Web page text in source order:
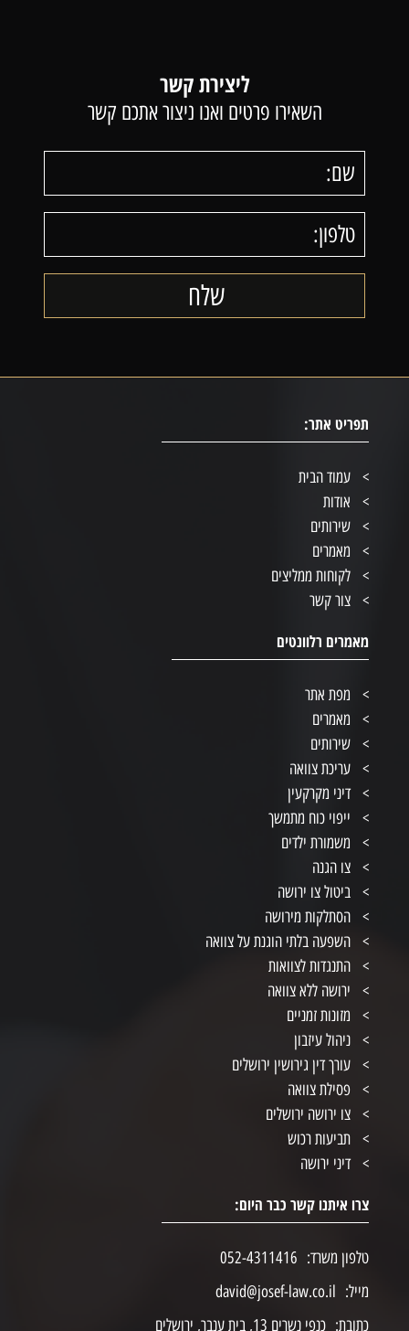
ליצירת קשר
השאירו פרטים ואנו ניצור אתכם קשר
תפריט אתר:
עמוד הבית
אודות
שירותים
מאמרים
לקוחות ממליצים
צור קשר
מאמרים רלוונטים
מפת אתר
מאמרים
שירותים
עריכת צוואה
דיני מקרקעין
ייפוי כוח מתמשך
משמורת ילדים
צו הגנה
ביטול צו ירושה
הסתלקות מירושה
השפעה בלתי הוגנת על צוואה
התנגדות לצוואות
ירושה ללא צוואה
מזונות זמניים
ניהול עיזבון
עורך דין גירושין ירושלים
פסילת צוואה
צו ירושה ירושלים
תביעות רכוש
דיני ירושה
צרו איתנו קשר כבר היום:
טלפון משרד: 052-4311416
מייל: david@josef-law.co.il
כתובת: כנפי נשרים 13, בית ענבר, ירושלים